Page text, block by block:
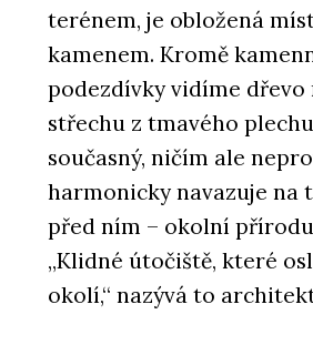
terénem, je obložená
kamenem. Kromě
podezdívky vidíme dřevo
střechu z tmavého
současný, ničím ale
harmonicky navazuje na
před ním – okolní
„Klidné útočiště, které
okolí,“ nazývá to